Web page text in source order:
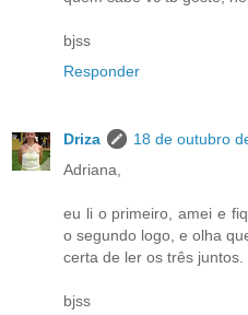
bjss
Responder
Driza
18 de outubro
Adriana,
eu li o primeiro, amei e
o segundo logo, e olha
certa de ler os três juntos.
bjss